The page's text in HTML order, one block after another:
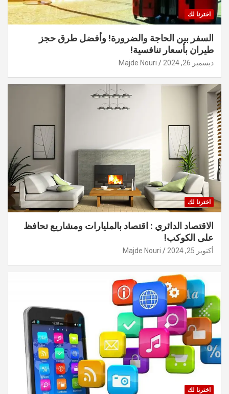
اخترنا لك
السفر بين الحاجة والضرورة! وأفضل طرق حجز
طيران بأسعار تنافسية!
ديسمبر 26, 2024 Majde Nouri
اخترنا لك
الاقتصاد الدائري : اقتصاد بالمليارات ومشاريع تحافظ
على الكوكب!
أكتوبر 25, 2024 Majde Nouri
اخترنا لك